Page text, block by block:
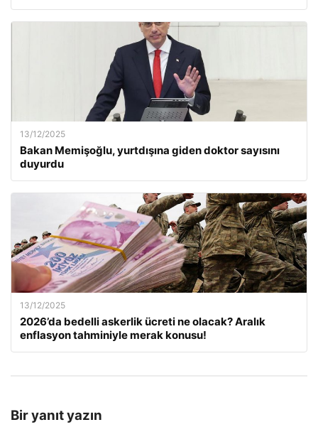
13/12/2025
Bakan Memişoğlu, yurtdışına giden doktor sayısını
duyurdu
13/12/2025
2026’da bedelli askerlik ücreti ne olacak? Aralık
enflasyon tahminiyle merak konusu!
Bir yanıt yazın